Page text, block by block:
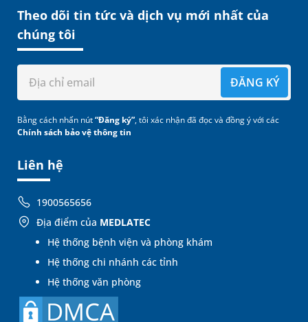
Liên hệ
1900565656
Địa điểm của MEDLATEC
Hệ thống bệnh viện và phòng khám
Hệ thống chi nhánh các tỉnh
Hệ thống văn phòng
Theo dõi tin tức và dịch vụ mới nhất của
chúng tôi
ĐĂNG KÝ
Bằng cách nhấn nút“Đăng ký”, tôi xác nhận đã đọc và đồng ý với các
Chính sách bảo vệ thông tin